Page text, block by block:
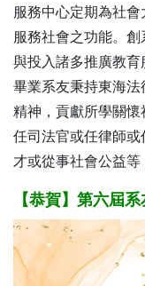
服務中心定期為社
服務社會之功能。
與投入諸多推廣教育
畢業系友秉持東海法
精神，貢獻所學關
任司法官或任律師或
才或從事社會公益等
【恭賀】第六屆